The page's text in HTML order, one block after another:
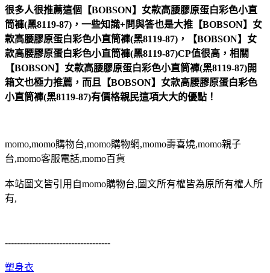
很多人很推薦這個【BOBSON】女款高腰膠原蛋白彩色小直
筒褲(黑8119-87)，一些知識+問與答也是大推【BOBSON】女
款高腰膠原蛋白彩色小直筒褲(黑8119-87)，【BOBSON】女
款高腰膠原蛋白彩色小直筒褲(黑8119-87)CP值很高，相關
【BOBSON】女款高腰膠原蛋白彩色小直筒褲(黑8119-87)開
箱文也極力推薦，而且【BOBSON】女款高腰膠原蛋白彩色
小直筒褲(黑8119-87)有價格親民這項大大的優點！
momo,momo購物台,momo購物網,momo壽喜燒,momo親子
台,momo客服電話,momo百貨
本站圖文皆引用自momo購物台,圖文所有權皆為原所有權人所
有,
-----------------------------------
塑身衣